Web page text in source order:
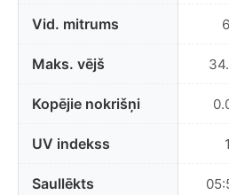
Vid. mitrums
Maks. vējš
Kopējie nokrišņi
UV indekss
Saullēkts